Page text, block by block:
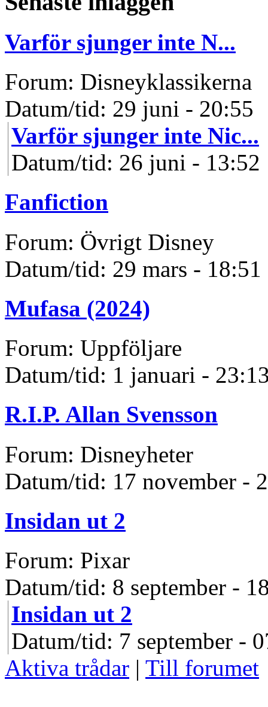
Varför sjunger inte N...
Forum: Disneyklassikerna
Datum/tid: 29 juni - 20:55
Varför sjunger inte Nic...
Datum/tid: 26 juni - 13:52
Fanfiction
Forum: Övrigt Disney
Datum/tid: 29 mars - 18:51
Mufasa (2024)
Forum: Uppföljare
Datum/tid: 1 januari -
R.I.P. Allan Svensson
Forum: Disneyheter
Datum/tid: 17 november -
Insidan ut 2
Forum: Pixar
Datum/tid: 8 september -
Insidan ut 2
Datum/tid: 7 september -
Aktiva trådar | Till forumet